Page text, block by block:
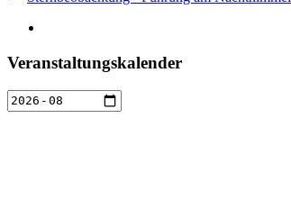
Veranstaltungskalender